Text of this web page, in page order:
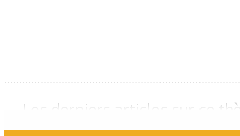
Les derniers articles sur ce